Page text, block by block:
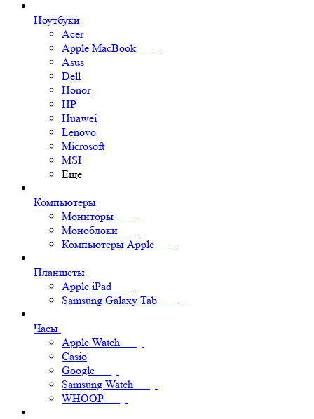
Ноутбуки
Acer
Apple MacBook
Asus
Dell
Honor
HP
Huawei
Lenovo
Microsoft
MSI
Еще
Компьютеры
Мониторы
Моноблоки
Компьютеры Apple
Планшеты
Apple iPad
Samsung Galaxy Tab
Часы
Apple Watch
Casio
Google
Samsung Watch
WHOOP